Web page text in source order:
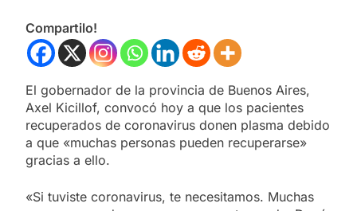
Compartilo!
El gobernador de la provincia de Buenos Aires,
Axel Kicillof, convocó hoy a que los pacientes
recuperados de coronavirus donen plasma debido
a que «muchas personas pueden recuperarse»
gracias a ello.
«Si tuviste coronavirus, te necesitamos. Muchas